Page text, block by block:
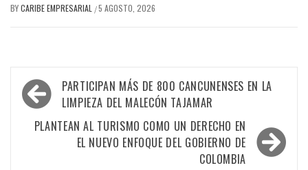
BYCARIBE EMPRESARIAL /5 AGOSTO, 2026
Navegación
de
entradas
PARTICIPAN MÁS DE 800 CANCUNENSES EN LA
LIMPIEZA DEL MALECÓN TAJAMAR
PLANTEAN AL TURISMO COMO UN DERECHO EN
EL NUEVO ENFOQUE DEL GOBIERNO DE
COLOMBIA